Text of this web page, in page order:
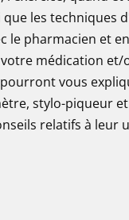
les techniques
le pharmacien et
médication et/
vous
stylo-piqueur
relatifs à leur